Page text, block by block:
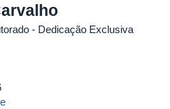
- Dedicação Exclusiva